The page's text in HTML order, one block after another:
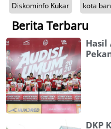
Diskominfo Kukar kota
Berita Terbaru
Hasil
DKP